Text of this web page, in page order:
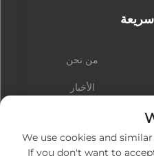
من نحن
الأخبار
We use cookies and
If you don't want to